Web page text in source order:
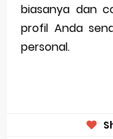
biasanya dan
profil Anda
personal.